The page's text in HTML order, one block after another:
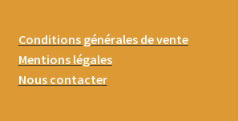
Conditions générales de vente
Mentions légales
Nous contacter